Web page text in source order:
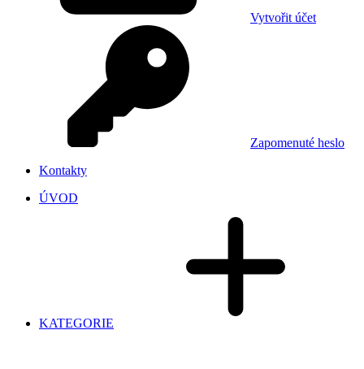
Vytvořit účet
Zapomenuté heslo
Kontakty
ÚVOD
KATEGORIE